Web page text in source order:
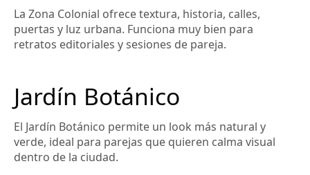
La Zona Colonial ofrece textura, historia, calles,
puertas y luz urbana. Funciona muy bien para
retratos editoriales y sesiones de pareja.
Jardín Botánico
El Jardín Botánico permite un look más natural y
verde, ideal para parejas que quieren calma visual
dentro de la ciudad.